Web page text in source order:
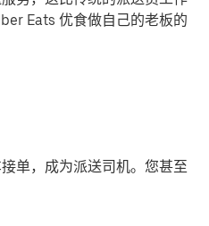
Eats 优食做自己的老板的
单，成为派送司机。您甚至